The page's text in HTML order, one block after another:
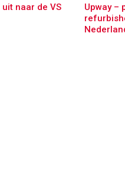
naar de VS
Upway –